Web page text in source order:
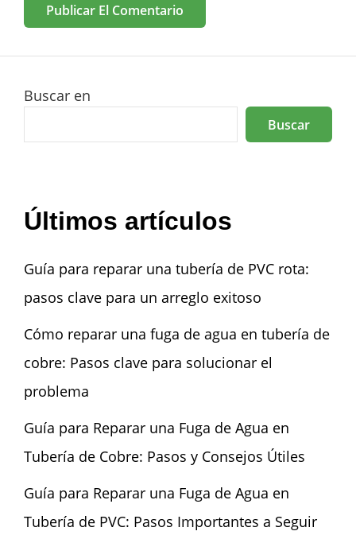
Buscar en
Buscar
Últimos artículos
Guía para reparar una tubería de PVC rota:
pasos clave para un arreglo exitoso
Cómo reparar una fuga de agua en tubería de
cobre: Pasos clave para solucionar el
problema
Guía para Reparar una Fuga de Agua en
Tubería de Cobre: Pasos y Consejos Útiles
Guía para Reparar una Fuga de Agua en
Tubería de PVC: Pasos Importantes a Seguir